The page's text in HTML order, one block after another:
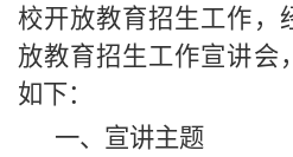
校开放教育招生工作，
放教育招生工作宣讲会
如下：
一、宣讲主题